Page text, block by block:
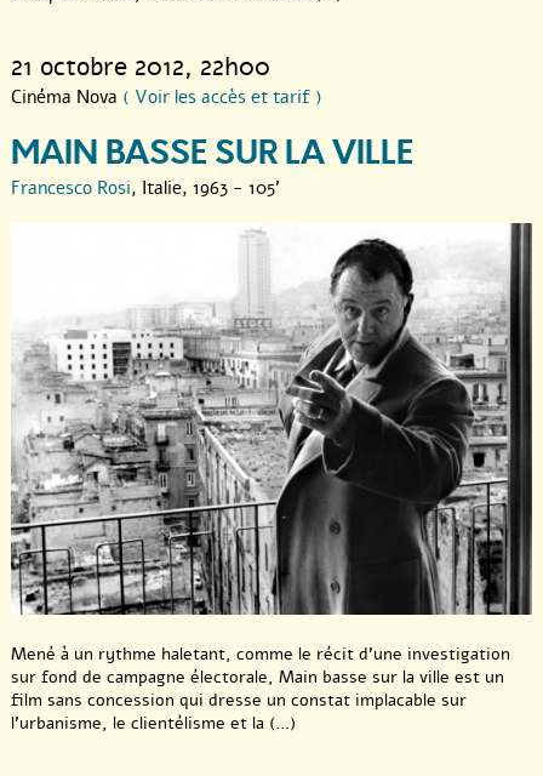
21 octobre 2012, 22h00
Cinéma Nova ( Voir les accès et tarif )
MAIN BASSE SUR LA VILLE
Francesco Rosi, Italie, 1963 - 105'
Mené à un rythme haletant, comme le récit d’une investigation
sur fond de campagne électorale, Main basse sur la ville est un
film sans concession qui dresse un constat implacable sur
l’urbanisme, le clientélisme et la (...)